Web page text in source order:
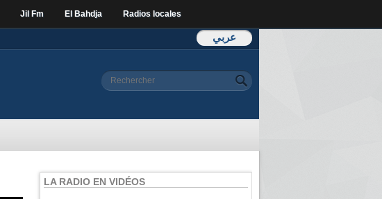
Jil Fm El Bahdja Radios locales
عربي
Formulaire de
Rechercher
LA RADIO EN VIDÉOS